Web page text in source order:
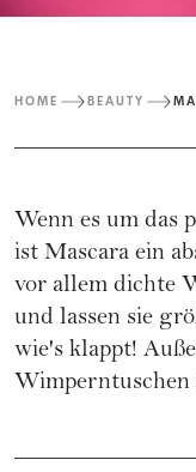
HOME BEAUTY
Wenn es um das
ist Mascara ein
vor allem dichte
und lassen sie
wie's klappt!